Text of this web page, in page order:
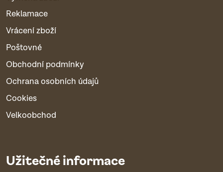
Reklamace
Vrácení zboží
Poštovné
Obchodní podmínky
Ochrana osobních údajů
Cookies
Velkoobchod
Užitečné informace